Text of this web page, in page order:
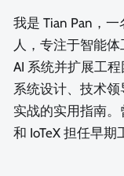
我是 Tian Pan，
人，专注于智能
AI 系统并扩展工
系统设计、技术领
实战的实用指南。
和 IoTeX 担任早期